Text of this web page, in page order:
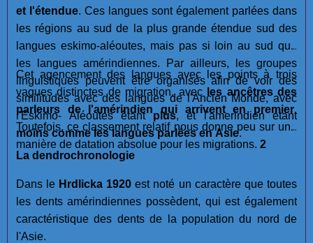
et l'étendue. Ces langues sont également parlées dans
les régions au sud de la plus grande étendue sud des
langues eskimo-aléoutes, mais pas si loin au sud que
les langues amérindiennes. Par ailleurs, les groupes
linguistiques peuvent être organisés afin de voir des
similitudes avec des langues de l'Ancien Monde, avec
l'Eskimo- Aléoutes êtantplus, et l'amerindien étant
moins comme les langues parlées en Asie.
Cet agencement des langues avec les points à trois
vagues distinctes de migration, avec les ancêtres des
parleurs de l'amérindien qui arrivent en premier.
Toutefois, ce classement relatif nous donne peu sur une
manière de datation absolue pour les migrations. 2
La dendrochronologie
Dans le Hrdlicka 1920 est noté un caractère que toutes
les dents amérindiennes possèdent, qui est également
caractéristique des dents de la population du nord de
l'Asie.